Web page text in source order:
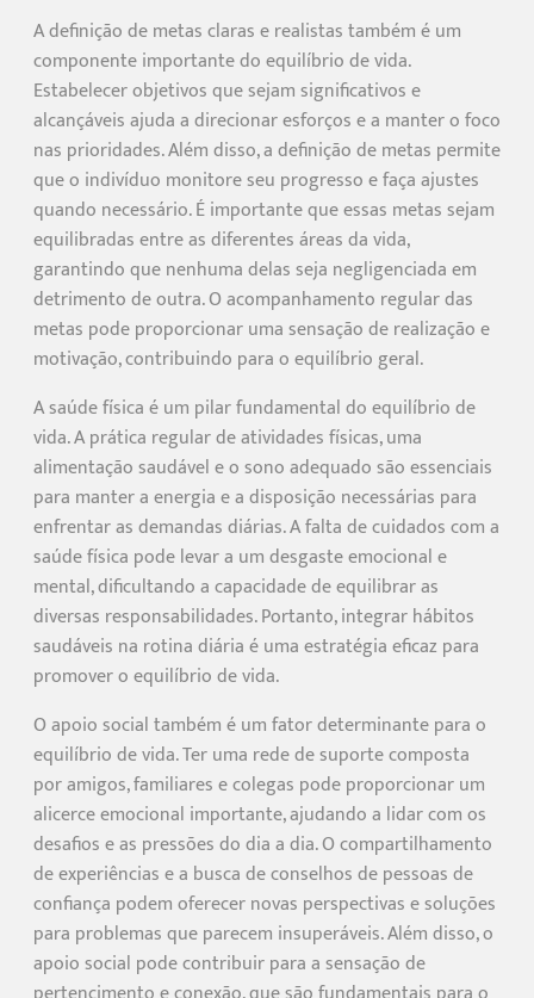
A definição de metas claras e realistas também é um
componente importante do equilíbrio de vida.
Estabelecer objetivos que sejam significativos e
alcançáveis ajuda a direcionar esforços e a manter o foco
nas prioridades. Além disso, a definição de metas permite
que o indivíduo monitore seu progresso e faça ajustes
quando necessário. É importante que essas metas sejam
equilibradas entre as diferentes áreas da vida,
garantindo que nenhuma delas seja negligenciada em
detrimento de outra. O acompanhamento regular das
metas pode proporcionar uma sensação de realização e
motivação, contribuindo para o equilíbrio geral.
A saúde física é um pilar fundamental do equilíbrio de
vida. A prática regular de atividades físicas, uma
alimentação saudável e o sono adequado são essenciais
para manter a energia e a disposição necessárias para
enfrentar as demandas diárias. A falta de cuidados com a
saúde física pode levar a um desgaste emocional e
mental, dificultando a capacidade de equilibrar as
diversas responsabilidades. Portanto, integrar hábitos
saudáveis na rotina diária é uma estratégia eficaz para
promover o equilíbrio de vida.
O apoio social também é um fator determinante para o
equilíbrio de vida. Ter uma rede de suporte composta
por amigos, familiares e colegas pode proporcionar um
alicerce emocional importante, ajudando a lidar com os
desafios e as pressões do dia a dia. O compartilhamento
de experiências e a busca de conselhos de pessoas de
confiança podem oferecer novas perspectivas e soluções
para problemas que parecem insuperáveis. Além disso, o
apoio social pode contribuir para a sensação de